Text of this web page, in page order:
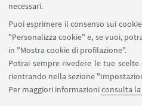
necessari.
Puoi esprimere il consenso sui
"Personalizza cookie" e, se vuoi,
in "Mostra cookie di profilazione".
Potrai sempre rivedere le tue
rientrando nella sezione
Per maggiori informazioniconsulta
SEGUI